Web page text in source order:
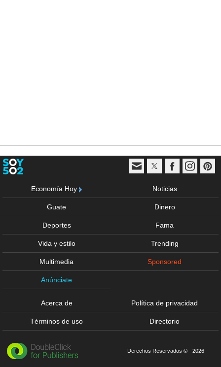
Economía Hoy Noticias
Guate Dinero
Deportes Fama
Vida y estilo Trending
Multimedia Sponsored
Anúnciate
Acerca de Política de privacidad
Términos de uso Directorio
Derechos Reservados © - 2026